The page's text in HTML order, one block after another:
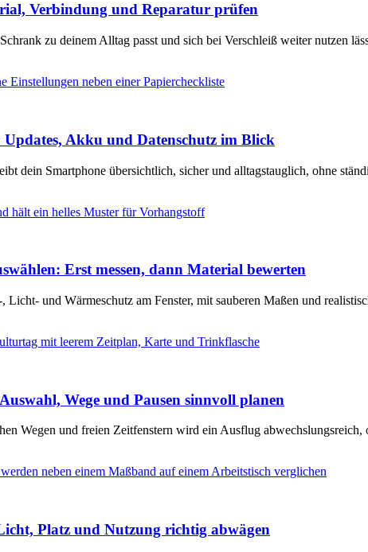
Verbindung und Reparatur prüfen
zu deinem Alltag passt und sich bei Verschleiß weiter nutzen
Akku und Datenschutz im Blick
dein Smartphone übersichtlich, sicher und alltagstauglich, ohne
Erst messen, dann Material bewerten
Licht- und Wärmeschutz am Fenster, mit sauberen Maßen und
Wege und Pausen sinnvoll planen
Wegen und freien Zeitfenstern wird ein Ausflug
Platz und Nutzung richtig abwägen